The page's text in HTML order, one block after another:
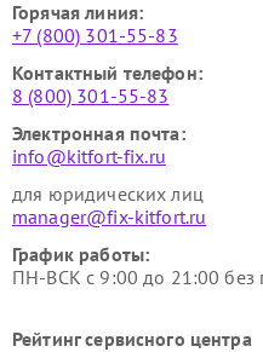
Горячая линия:
+7 (800) 301-55-83
Контактный телефон:
8 (800) 301-55-83
Электронная почта:
info@kitfort-fix.ru
для юридических лиц
manager@fix-kitfort.ru
График работы:
ПН-ВСК с 9:00 до 21:00
Рейтинг сервисного центра